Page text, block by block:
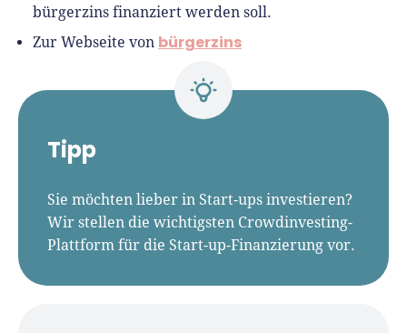
bürgerzins finanziert werden soll.
Zur Webseite von bürgerzins
Tipp
Sie möchten lieber in Start-ups investieren?
Wir stellen die wichtigsten Crowdinvesting-
Plattform für die Start-up-Finanzierung vor.